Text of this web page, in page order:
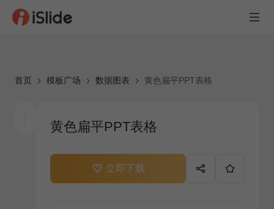
首页 模板广场 数据图表 黄色扁平PPT表格
黄色扁平PPT表格
立即下载